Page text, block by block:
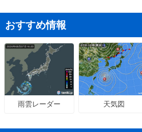
おすすめ情報
雨雲レーダー 天気図